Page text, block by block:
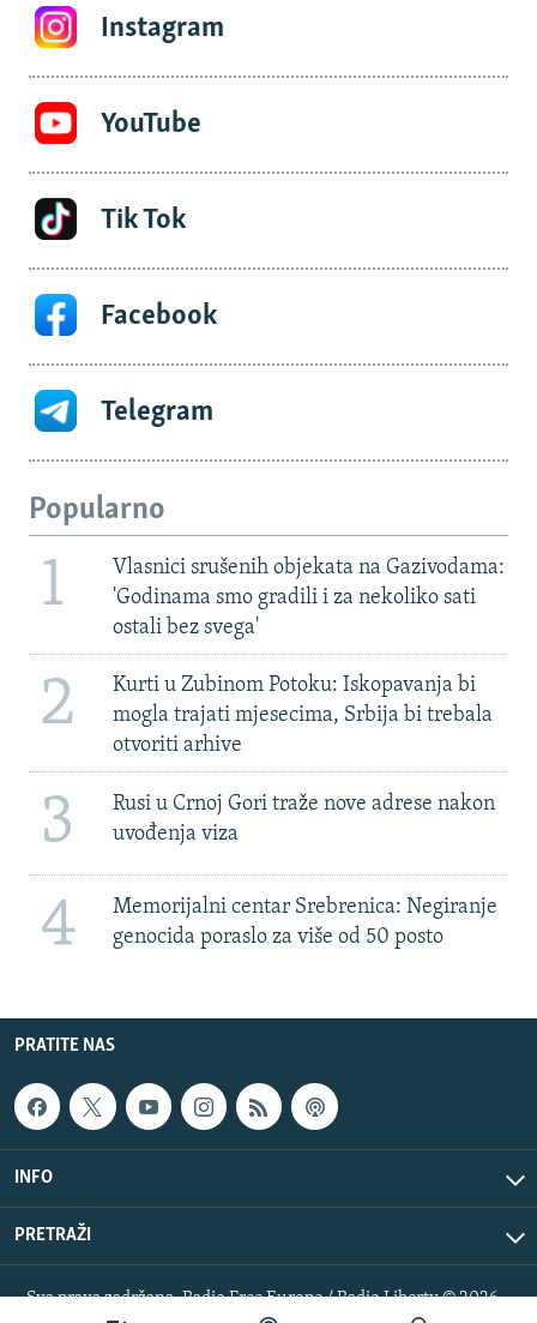
Instagram
YouTube
Tik Tok
Facebook
Telegram
Popularno
1
Vlasnici srušenih objekata na Gazivodama:
'Godinama smo gradili i za nekoliko sati
ostali bez svega'
2
Kurti u Zubinom Potoku: Iskopavanja bi
mogla trajati mjesecima, Srbija bi trebala
otvoriti arhive
3
Rusi u Crnoj Gori traže nove adrese nakon
uvođenja viza
4
Memorijalni centar Srebrenica: Negiranje
genocida poraslo za više od 50 posto
PRATITE NAS
INFO
PRETRAŽI
Sva prava zadržana. Radio Free Europe / Radio Liberty © 2026